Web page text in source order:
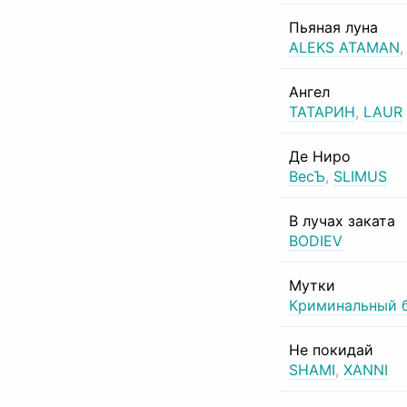
Пьяная луна
ALEKS ATAMAN,
Ангел
ТАТАРИН, LAUR
Де Ниро
ВесЪ, SLIMUS
В лучах заката
BODIEV
Мутки
Криминальный
Не покидай
SHAMI, XANNI